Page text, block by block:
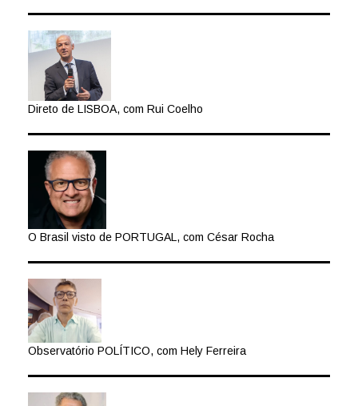
Direto de LISBOA, com Rui Coelho
O Brasil visto de PORTUGAL, com César Rocha
Observatório POLÍTICO, com Hely Ferreira